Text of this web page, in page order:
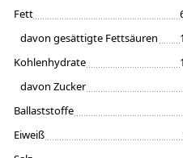
Fett
davon gesättigte Fettsäuren
Kohlenhydrate
davon Zucker
Ballaststoffe
Eiweiß